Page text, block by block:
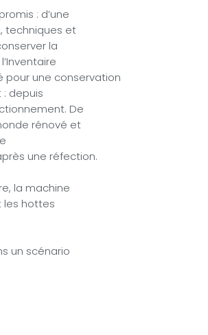
: d’une
techniques et
la
pour une conservation
depuis
De
rénové et
une réfection.
la machine
les hottes
un scénario